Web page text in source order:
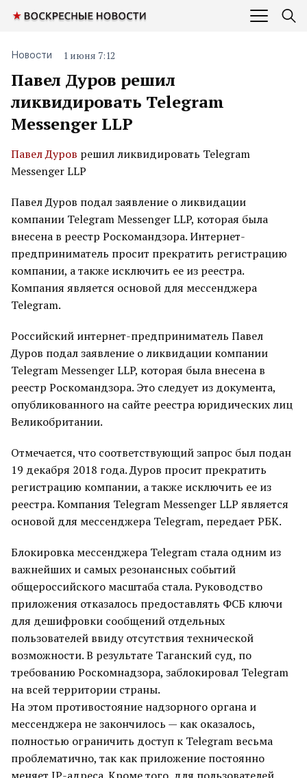
Павел Дуров решил
ликвидировать Telegram
Messenger LLP
Новости 1 июня 7:12
Павел Дуров решил ликвидировать Telegram
Messenger LLP
Павел Дуров подал заявление о ликвидации
компании Telegram Messenger LLP, которая была
внесена в реестр Роскомандзора. Интернет-
предприниматель просит прекратить регистрацию
компании, а также исключить ее из реестра.
Компания является основой для мессенджера
Telegram.
Российский интернет-предприниматель Павел
Дуров подал заявление о ликвидации компании
Telegram Messenger LLP, которая была внесена в
реестр Роскомандзора. Это следует из документа,
опубликованного на сайте реестра юридических лиц
Великобритании.
Отмечается, что соответствующий запрос был подан
19 декабря 2018 года. Дуров просит прекратить
регистрацию компании, а также исключить ее из
реестра. Компания Telegram Messenger LLP является
основой для мессенджера Telegram, передает РБК.
Блокировка мессенджера Telegram стала одним из
важнейших и самых резонансных событий
общероссийского масштаба стала. Руководство
приложения отказалось предоставлять ФСБ ключи
для дешифровки сообщений отдельных
пользователей ввиду отсутствия технической
возможности. В результате Таганский суд, по
требованию Роскомнадзора, заблокировал Telegram
на всей территории страны.
На этом противостояние надзорного органа и
мессенджера не закончилось — как оказалось,
полностью ограничить доступ к Telegram весьма
проблематично, так как приложение постоянно